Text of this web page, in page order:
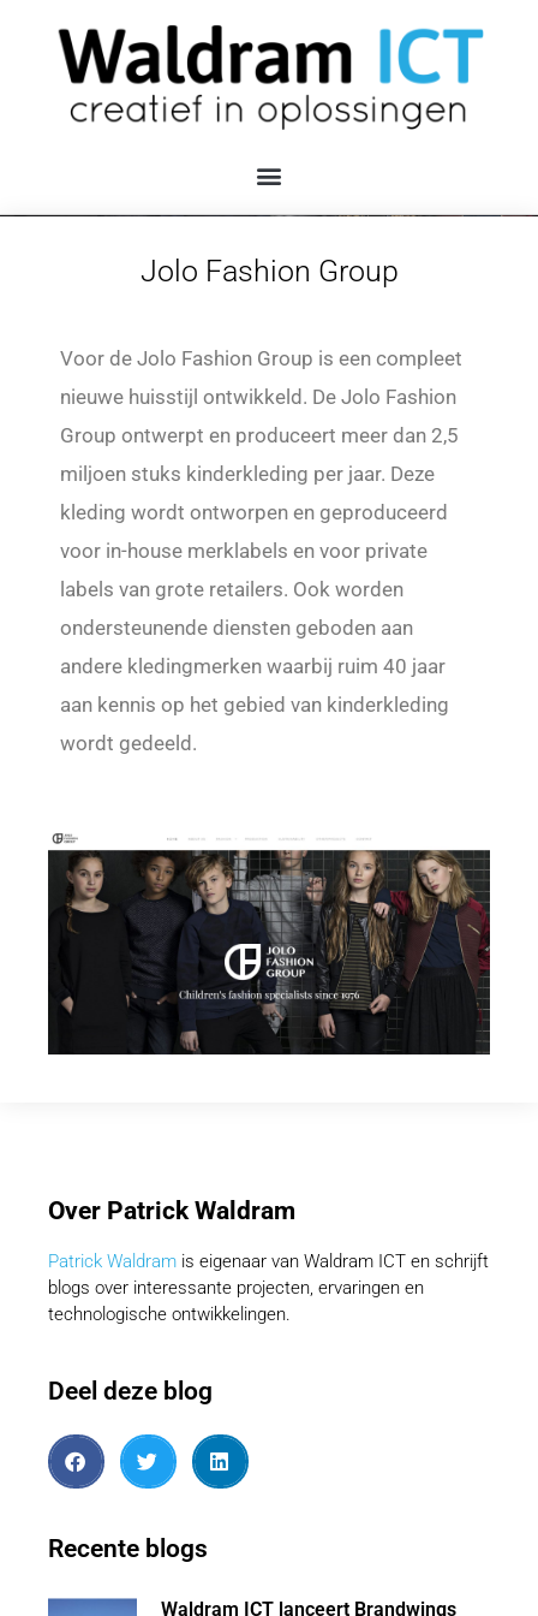
Jolo Fashion Group
Voor de Jolo Fashion Group is een compleet
nieuwe huisstijl ontwikkeld. De Jolo Fashion
Group ontwerpt en produceert meer dan 2,5
miljoen stuks kinderkleding per jaar. Deze
kleding wordt ontworpen en geproduceerd
voor in-house merklabels en voor private
labels van grote retailers. Ook worden
ondersteunende diensten geboden aan
andere kledingmerken waarbij ruim 40 jaar
aan kennis op het gebied van kinderkleding
wordt gedeeld.
Over Patrick Waldram
Patrick Waldram is eigenaar van Waldram ICT en schrijft
blogs over interessante projecten, ervaringen en
technologische ontwikkelingen.
Deel deze blog
Recente blogs
Waldram ICT lanceert Brandwings